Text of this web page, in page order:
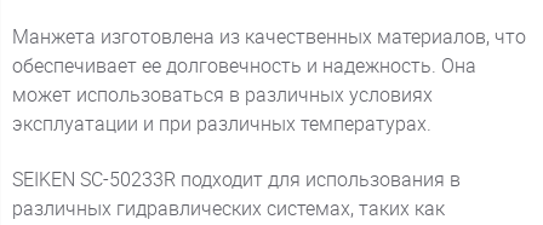
Манжета изготовлена из качественных материалов, что
обеспечивает ее долговечность и надежность. Она
может использоваться в различных условиях
эксплуатации и при различных температурах.
SEIKEN SC-50233R подходит для использования в
различных гидравлических системах, таких как